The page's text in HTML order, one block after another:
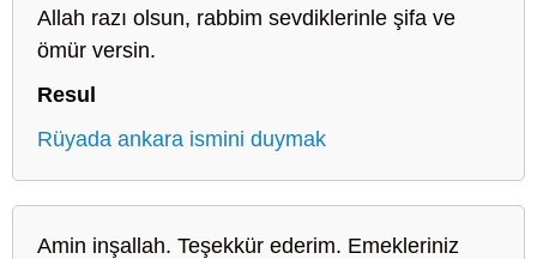
Allah razı olsun, rabbim sevdiklerinle şifa ve
ömür versin.
Resul
Rüyada ankara ismini duymak
Amin inşallah. Teşekkür ederim. Emekleriniz